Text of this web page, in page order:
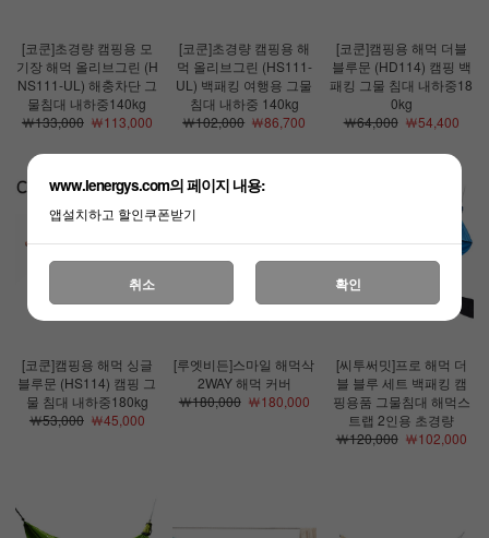
[코쿤]초경량 캠핑용 모
기장 해먹 올리브그린 (H
NS111-UL) 해충차단 그
물침대 내하중140kg
￦133,000￦113,000
[코쿤]초경량 캠핑용 해
먹 올리브그린 (HS111-
UL) 백패킹 여행용 그물
침대 내하중 140kg
￦102,000 ￦86,700
[코쿤]캠핑용 해먹 더블
블루문 (HD114) 캠핑 백
패킹 그물 침대 내하중18
0kg
￦64,000￦54,400
[코쿤]캠핑용 해먹 싱글
블루문 (HS114) 캠핑 그
물 침대 내하중180kg
￦53,000￦45,000
[루엣비든]스마일 해먹삭
2WAY 해먹 커버
￦180,000￦180,000
[씨투써밋]프로 해먹 더
블 블루 세트 백패킹 캠
핑용품 그물침대 해먹스
트랩 2인용 초경량
￦120,000￦102,000
www.lenergys.com의 페이지 내용:
앱설치하고 할인쿠폰받기
취소 확인